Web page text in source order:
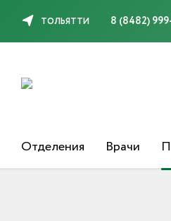
ТОЛЬЯТТИ 8 (8482)
Отделения Врачи